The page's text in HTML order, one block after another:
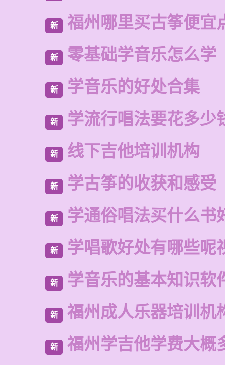
新 福州哪里买古筝便宜
新 零基础学音乐怎么学
新 学音乐的好处合集
新 学流行唱法要花多少
新 线下吉他培训机构
新 学古筝的收获和感受
新 学通俗唱法买什么书
新 学唱歌好处有哪些呢
新 学音乐的基本知识软
新 福州成人乐器培训机
新 福州学吉他学费大概